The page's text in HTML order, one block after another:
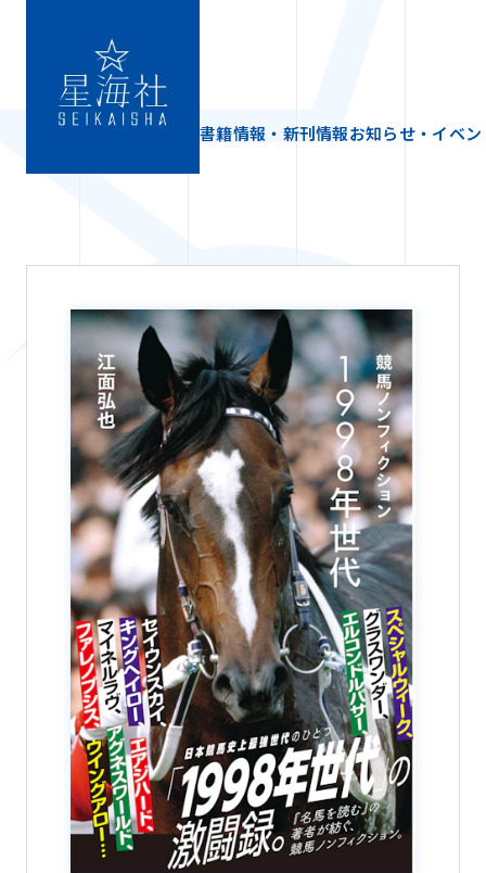
書籍情報・新刊情報お知らせ・イベン